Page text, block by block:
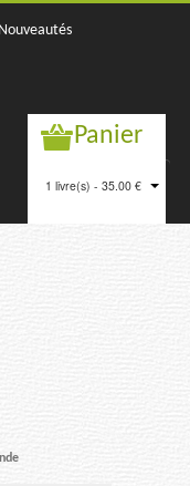
Nouveautés
Panier
1 livre(s) - 35.00 €